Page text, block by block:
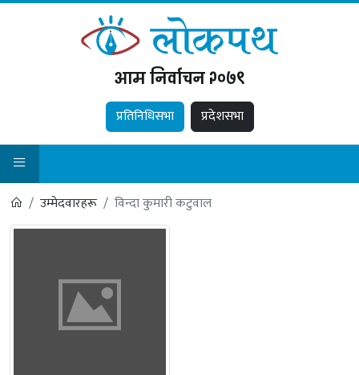
आम निर्वाचन २०७९
प्रतिनिधिसभा प्रदेशसभा
उम्मेदवारहरू विन्दा कुमारी कटुवाल